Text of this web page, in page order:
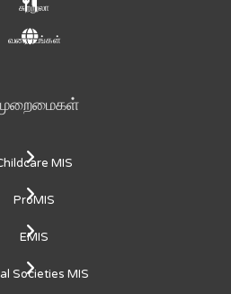
சுற்றுலா
வரைபடங்கள்
MIS
ProMIS
EMIS
Societies MIS